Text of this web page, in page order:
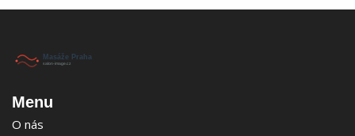
Menu
O nás